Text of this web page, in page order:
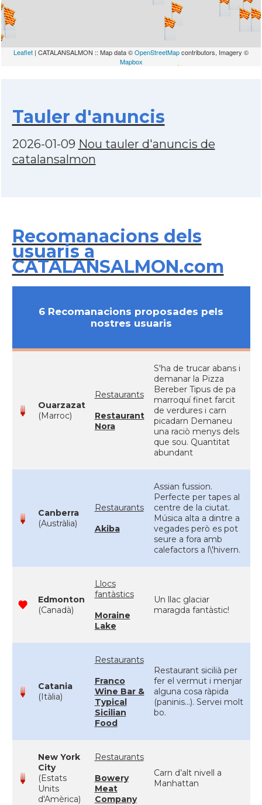
Leaflet | CATALANSALMON :: Map data ©OpenStreetMapcontributors, Imagery ©
Mapbox
Tauler d'anuncis
2026-01-09 Nou tauler d'anuncis de
catalansalmon
Recomanacions dels
usuaris a
CATALANSALMON.com
6 Recomanacions proposades pels
nostres usuaris
Ouarzazat
(Marroc)
Restaurants
Restaurant
Nora
S'ha de trucar abans i
demanar la Pizza
Bereber Tipus de pa
marroquí finet farcit
de verdures i carn
picadarn Demaneu
una raciò menys dels
que sou. Quantitat
abundant
Canberra
(Austràlia)
Restaurants
Akiba
Assian fussion.
Perfecte per tapes al
centre de la ciutat.
Música alta a dintre a
vegades però es pot
seure a fora amb
calefactors a l\'hivern.
Edmonton
(Canadà)
Llocs
fantàstics
Moraine
Lake
Un llac glaciar
maragda fantàstic!
Catania
(Itàlia)
Restaurants
Franco
Wine Bar &
Typical
Sicilian
Food
Restaurant sicilià per
fer el vermut i menjar
alguna cosa ràpida
(paninis...). Servei molt
bo.
New York
City
(Estats
Units
d'Amèrica)
Restaurants
Bowery
Meat
Company
Carn d’alt nivell a
Manhattan